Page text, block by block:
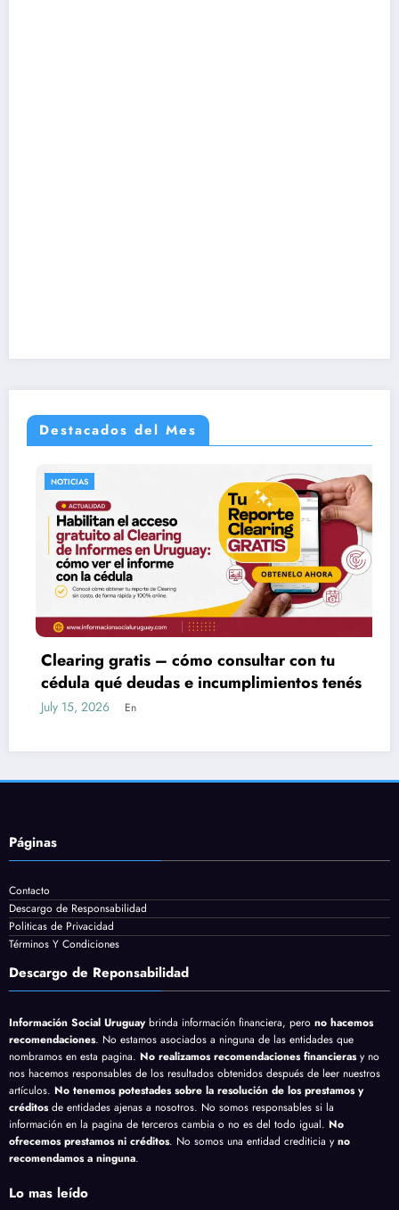
Destacados del Mes
Clearing gratis – cómo consultar con tu
cédula qué deudas e incumplimientos tenés
July 15, 2026 En
Páginas
Contacto
Descargo de Responsabilidad
Politicas de Privacidad
Términos Y Condiciones
Descargo de Reponsabilidad
Información Social Uruguaybrinda información financiera, pero no hacemos
recomendaciones. No estamos asociados a ninguna de las entidades que
nombramos en esta pagina. No realizamos recomendaciones financierasy no
nos hacemos responsables de los resultados obtenidos después de leer nuestros
artículos. No tenemos potestades sobre la resolución de los prestamos y
créditosde entidades ajenas a nosotros. No somos responsables si la
información en la pagina de terceros cambia o no es del todo igual. No
ofrecemos prestamos ni créditos. No somos una entidad crediticia y no
recomendamos a ninguna.
Lo mas leído